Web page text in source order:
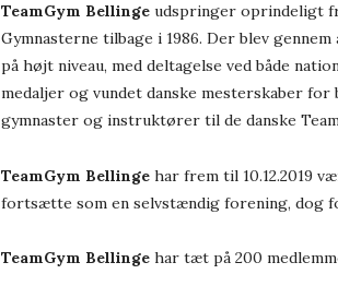
TeamGym Bellinge udspringer oprindeligt
Gymnasterne tilbage i 1986. Der blev
på højt niveau, med deltagelse ved både
medaljer og vundet danske mesterskaber
gymnaster og instruktører til de danske
TeamGym Bellinge har frem til 10.12.2019
fortsætte som en selvstændig forening, dog
TeamGym Bellinge har tæt på 200